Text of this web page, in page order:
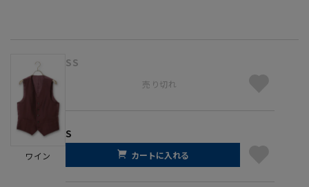
ワイン
SS
売り切れ
S
カートに入れる